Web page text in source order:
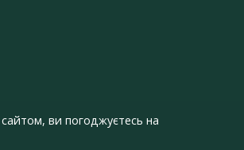
ви погоджуєтесь на